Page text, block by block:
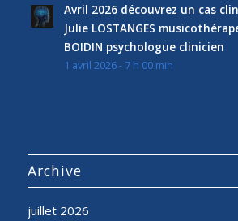
Avril 2026 découvrez un cas
Julie LOSTANGES
BOIDIN psychologue clinicien
1 avril 2026 - 7 h 00 min
Archive
juillet 2026